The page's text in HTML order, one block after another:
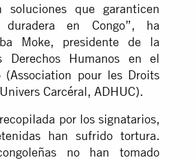
que garanticen
en Congo”, ha
Moke, presidente de la
Derechos Humanos en el
(Association pour les Droits
Carcéral, ADHUC).
por los signatarios,
han sufrido tortura.
no han tomado